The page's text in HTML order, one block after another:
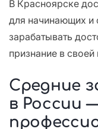
В Красноярске
для начинающих и
зарабатывать
признание в
Средние
в России